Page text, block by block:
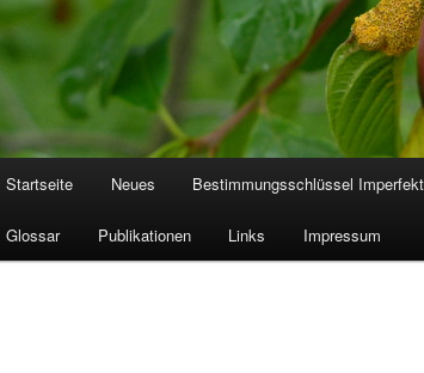
Startseite Neues Bestimmungsschlüssel
Glossar Publikationen Links Impressum